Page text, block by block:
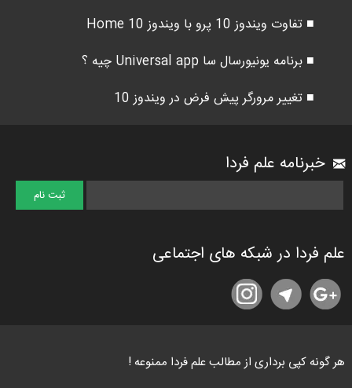
■ تفاوت ویندوز 10 پرو با ویندوز 10 Home
■ برنامه یونیورسال سا Universal app چیه ؟
■ تغییر مرورگر پیش فرض در ویندوز 10
خبرنامه علم فردا
علم فردا در شبکه های اجتماعی
هر گونه کپی برداری از مطالب علم فردا ممنوعه !